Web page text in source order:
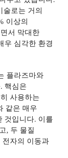
술로는 거의
이상의
서 막대한
우 심각한 환경
플라즈마와
. 핵심은
사용하는
같은 매우
것입니다. 이를
, 두 물질
전자의 이동과